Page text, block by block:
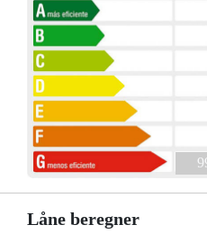
Låne beregner